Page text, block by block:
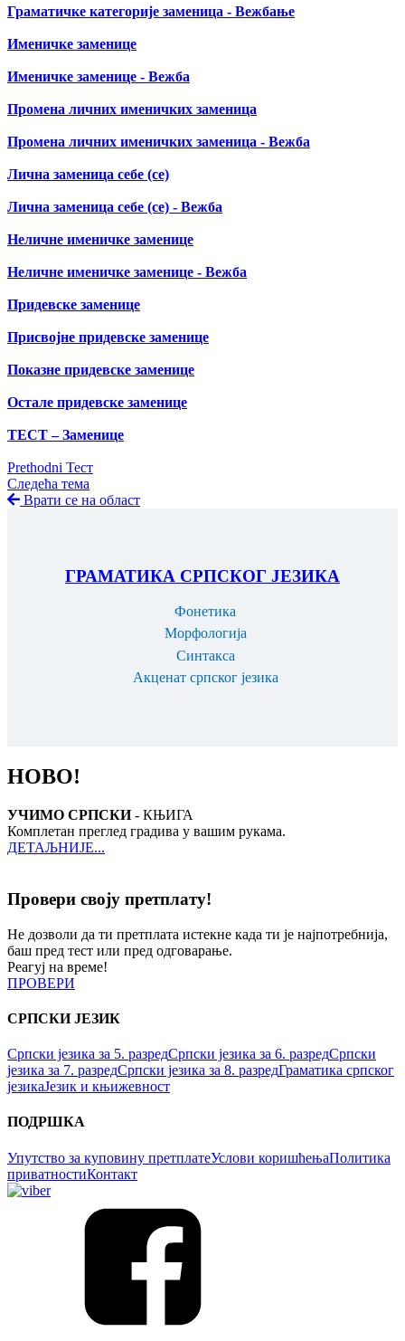
Граматичке категорије заменица - Вежбање
Именичке заменице
Именичке заменице - Вежба
Промена личних именичких заменица
Промена личних именичких заменица - Вежба
Лична заменица себе (се)
Лична заменица себе (се) - Вежба
Неличне именичке заменице
Неличне именичке заменице - Вежба
Придевске заменице
Присвојне придевске заменице
Показне придевске заменице
Остале придевске заменице
ТЕСТ – Заменице
Prethodni Тест
Следећа тема
Врати се на област
ГРАМАТИКА СРПСКОГ ЈЕЗИКА
Фонетика
Морфологија
Синтакса
Акценат српског језика
НОВО!
УЧИМО СРПСКИ- КЊИГА
Комплетан преглед градива у вашим рукама.
ДЕТАЉНИЈЕ...
Провери своју претплату!
Не дозволи да ти претплата истекне када ти је најпотребнија,
баш пред тест или пред одговарање.
Реагуј на време!
ПРОВЕРИ
СРПСКИ ЈЕЗИК
Српски језика за 5. разредСрпски језика за 6. разредСрпски
језика за 7. разредСрпски језика за 8. разредГраматика српског
језикаЈезик и књижевност
ПОДРШКА
Упутство за куповину претплатеУслови коришћењаПолитика
приватностиКонтакт